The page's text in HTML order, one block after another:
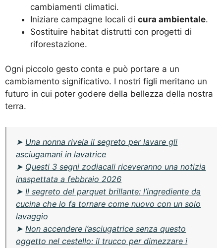
cambiamenti climatici.
Iniziare campagne locali di cura ambientale.
Sostituire habitat distrutti con progetti di
riforestazione.
Ogni piccolo gesto conta e può portare a un
cambiamento significativo. I nostri figli meritano un
futuro in cui poter godere della bellezza della nostra
terra.
➤ Una nonna rivela il segreto per lavare gli
asciugamani in lavatrice
➤ Questi 3 segni zodiacali riceveranno una notizia
inaspettata a febbraio 2026
➤Il segreto del parquet brillante: l’ingrediente da
cucina che lo fa tornare come nuovo con un solo
lavaggio
➤Non accendere l’asciugatrice senza questo
oggetto nel cestello: il trucco per dimezzare i